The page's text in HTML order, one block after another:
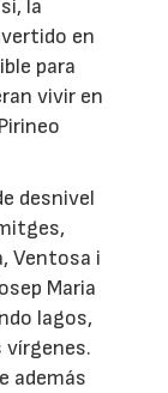
la
en
para
vivir en
desnivel
Ventosa i
Maria
lagos,
vírgenes.
además